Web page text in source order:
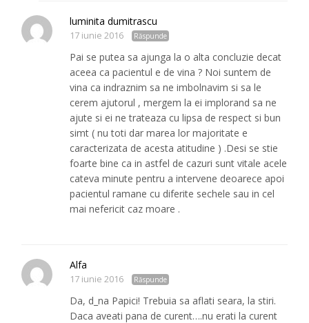
luminita dumitrascu
17 iunie 2016 Răspunde
Pai se putea sa ajunga la o alta concluzie decat
aceea ca pacientul e de vina ? Noi suntem de
vina ca indraznim sa ne imbolnavim si sa le
cerem ajutorul , mergem la ei implorand sa ne
ajute si ei ne trateaza cu lipsa de respect si bun
simt ( nu toti dar marea lor majoritate e
caracterizata de acesta atitudine ) .Desi se stie
foarte bine ca in astfel de cazuri sunt vitale acele
cateva minute pentru a intervene deoarece apoi
pacientul ramane cu diferite sechele sau in cel
mai nefericit caz moare .
Alfa
17 iunie 2016 Răspunde
Da, d_na Papici! Trebuia sa aflati seara, la stiri.
Daca aveati pana de curent….nu erati la curent